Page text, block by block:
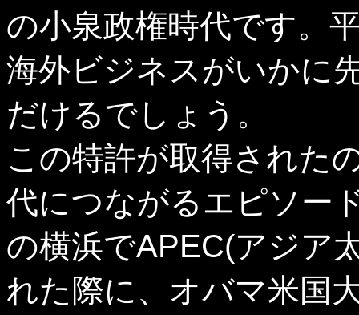
の小泉政権時代です。
海外ビジネスがいかに
だけるでしょう。
この特許が取得された
代につながるエピソー
の横浜でAPEC(アジア
れた際に、オバマ米国